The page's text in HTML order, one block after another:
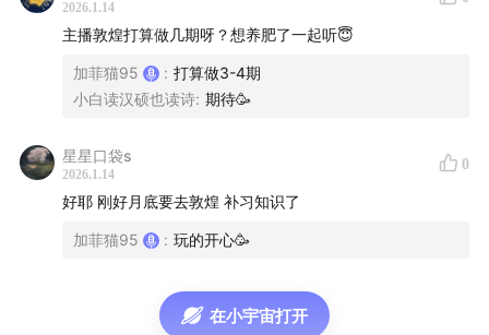
82:18 唐朝-吐蕃统治时期历史及画塑特点：吐蕃赞普在帝
王图中居c位
唐朝-归义军-张氏政权时期历史及画塑特点：张议
94:23 唐朝-归义军-曹氏政权时期历史及画塑特点：于阗
回鹘供养人像
元朝时期历史及画塑特点：密宗壁画，金刚双身像
2026.1.14
主播敦煌打算做几期呀？想养肥了一起听😇
加菲猫95 : 打算做3-4期
小白读汉硕也读诗: 期待🥳
星星口袋s
2026.1.14
0
好耶 刚好月底要去敦煌 补习知识了
加菲猫95 : 玩的开心🥳
在小宇宙打开